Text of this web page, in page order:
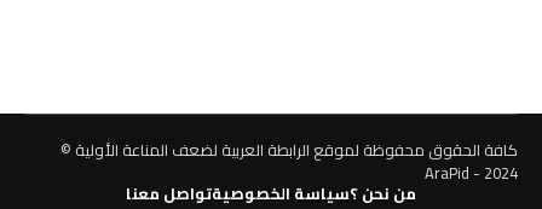
كافة الحقوق محفوظة لموقع الرابطة العربية لضعف المناعة الأولية ©
AraPid - 2024
من نحن ؟سياسة الخصوصيةتواصل معنا